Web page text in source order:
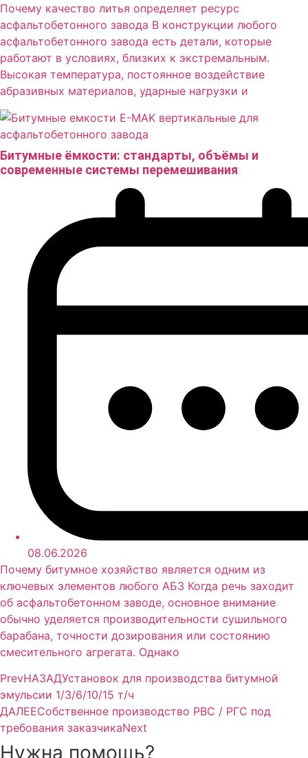
Почему качество литья определяет ресурс
асфальтобетонного завода В конструкции любого
асфальтобетонного завода есть детали, которые
работают в условиях, близких к экстремальным.
Высокая температура, постоянное воздействие
абразивных материалов, ударные нагрузки и
Битумные ёмкости: стандарты, объёмы и
современные системы перемешивания
08.06.2026
Почему битумное хозяйство является одним из
ключевых элементов любого АБЗ Когда речь заходит
об асфальтобетонном заводе, основное внимание
обычно уделяется производительности сушильного
барабана, точности дозирования или состоянию
смесительного агрегата. Однако
PrevНАЗАДУстановок для производства битумной
эмульсии 1/3/6/10/15 т/ч
ДАЛЕЕСобственное производство РВС / РГС под
требования заказчикаNext
Нужна помощь?